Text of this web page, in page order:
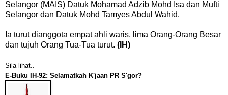
Selangor (MAIS) Datuk Mohamad Adzib Mohd Isa dan Mufti
Selangor dan Datuk Mohd Tamyes Abdul Wahid.
Ia turut dianggota empat ahli waris, lima Orang-Orang Besar
dan tujuh Orang Tua-Tua turut. (IH)
Sila lihat..
E-Buku IH-92: Selamatkah K'jaan PR S'gor?